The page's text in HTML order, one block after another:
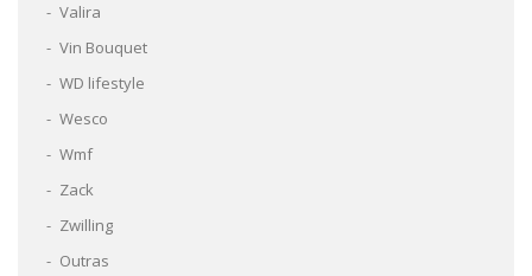
Valira
Vin Bouquet
WD lifestyle
Wesco
Wmf
Zack
Zwilling
Outras